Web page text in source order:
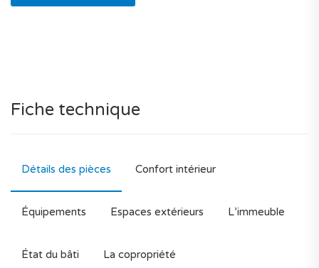
Fiche technique
Détails des pièces Confort intérieur
Équipements Espaces extérieurs L’immeuble
État du bâti La copropriété